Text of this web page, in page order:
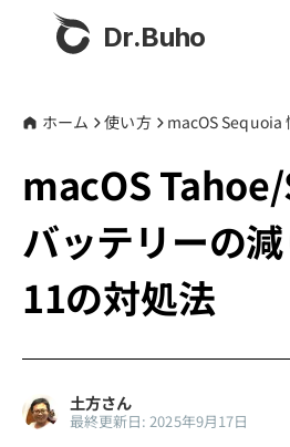
Dr.Buho
製品
BuhoCleaner
BuhoRepair
BuhoLaunchpad
ストア
その他
ホーム 使い方 macOS Sequoia
macOS
バッテリーの
11の対処法
土方さん
最終更新日: 2025年9月17日